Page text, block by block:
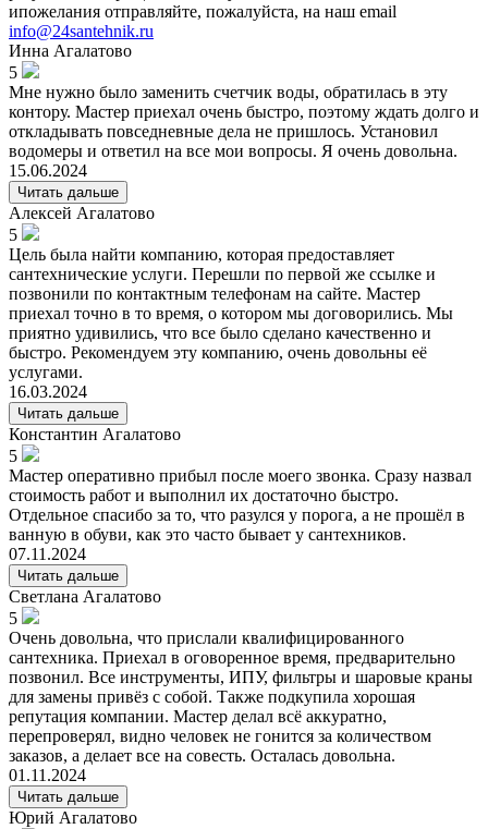
ипожелания отправляйте, пожалуйста, на наш email
info@24santehnik.ru
Инна Агалатово
5
Мне нужно было заменить счетчик воды, обратилась в эту
контору. Мастер приехал очень быстро, поэтому ждать долго и
откладывать повседневные дела не пришлось. Установил
водомеры и ответил на все мои вопросы. Я очень довольна.
15.06.2024
Читать дальше
Алексей Агалатово
5
Цель была найти компанию, которая предоставляет
сантехнические услуги. Перешли по первой же ссылке и
позвонили по контактным телефонам на сайте. Мастер
приехал точно в то время, о котором мы договорились. Мы
приятно удивились, что все было сделано качественно и
быстро. Рекомендуем эту компанию, очень довольны её
услугами.
16.03.2024
Читать дальше
Константин Агалатово
5
Мастер оперативно прибыл после моего звонка. Сразу назвал
стоимость работ и выполнил их достаточно быстро.
Отдельное спасибо за то, что разулся у порога, а не прошёл в
ванную в обуви, как это часто бывает у сантехников.
07.11.2024
Читать дальше
Светлана Агалатово
5
Очень довольна, что прислали квалифицированного
сантехника. Приехал в оговоренное время, предварительно
позвонил. Все инструменты, ИПУ, фильтры и шаровые краны
для замены привёз с собой. Также подкупила хорошая
репутация компании. Мастер делал всё аккуратно,
перепроверял, видно человек не гонится за количеством
заказов, а делает все на совесть. Осталась довольна.
01.11.2024
Читать дальше
Юрий Агалатово